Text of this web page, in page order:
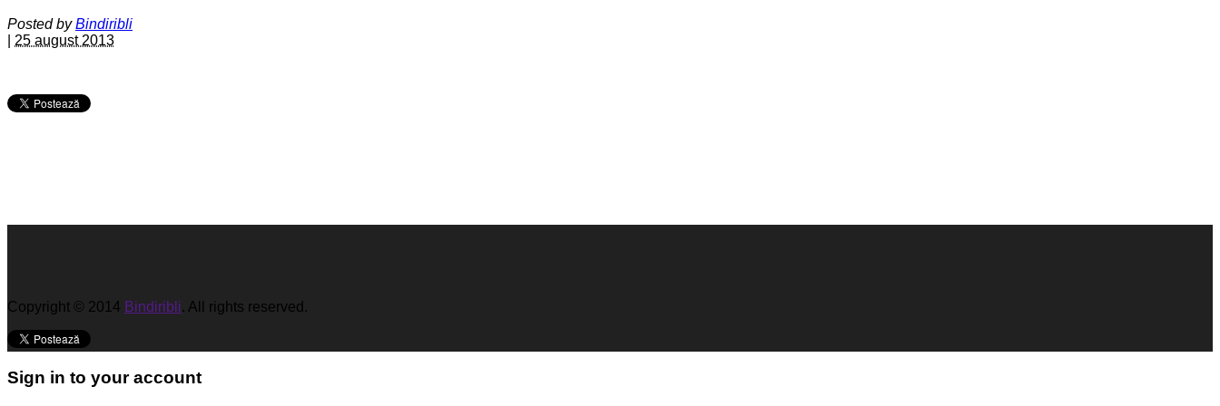
Posted byBindiribli
25 august 2013
Copyright © 2014 Bindiribli. All rights reserved.
Sign in to your account